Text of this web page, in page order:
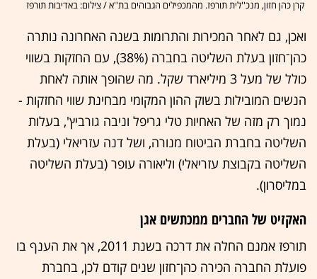
קרן כהן חזון, מנכ''לית תורפז. מהמכפילים הגבוהים בת''א / צילום: באדיבות תורפז
ואכן, גם לאחר המכירות והתרומות בשנה האחרונה נותרה
כהן־חזון בעלת השליטה בחברה (38%), עם החזקות בשווי
כולל של מעל 3 מיליארד שקל. מה שהופך אותה לאחת
הנשים המובילות בשוק ההון המקומי מבחינת שווי החזקות -
נמוך רק מזה של האחיות טלי גריפל וניבה גורביץ', בעלות
השליטה בחברת הביטוח מנורה, ושל דנה עזריאלי (בעלת
השליטה בקבוצת עזריאלי) וליאורה עופר (בעלת השליטה
במליסרון).
האקזיט של החברים ממכתשים אגן
תורפז אמנם החלה את דרכה בשנת 2011, אך את הענף בו
פועלת החברה הכירה כהן־חזון שנים קודם לכן, בחברת